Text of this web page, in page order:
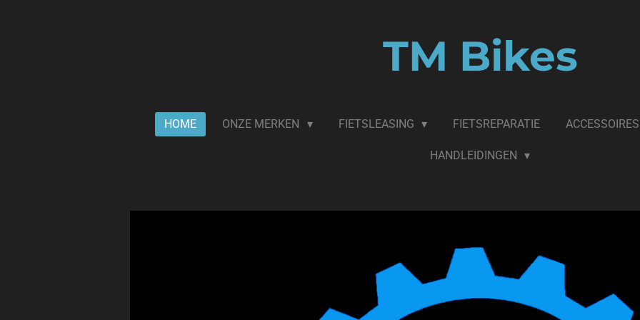
TM Bikes
HOME ONZE MERKEN FIETSLEASING FIETSREPARATIE ACCESSOIRES
HANDLEIDINGEN